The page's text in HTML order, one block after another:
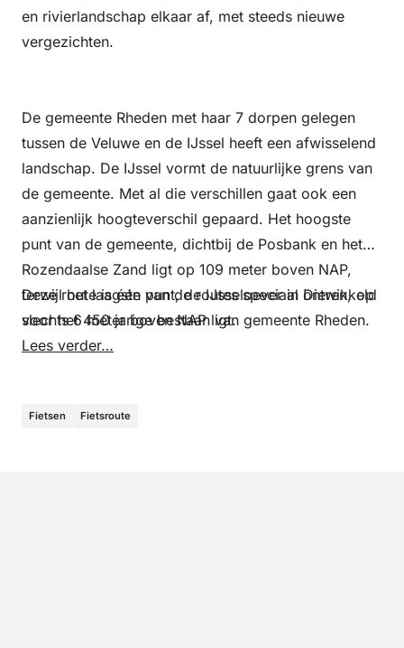
en rivierlandschap elkaar af, met steeds nieuwe
vergezichten.
De gemeente Rheden met haar 7 dorpen gelegen
tussen de Veluwe en de IJssel heeft een afwisselend
landschap. De IJssel vormt de natuurlijke grens van
de gemeente. Met al die verschillen gaat ook een
aanzienlijk hoogteverschil gepaard. Het hoogste
punt van de gemeente, dichtbij de Posbank en het
Rozendaalse Zand ligt op 109 meter boven NAP,
terwijl het laagste punt, de IJsseloever in Dieren, op
slechts 6 meter boven NAP ligt.
Deze route is één van de routes speciaal ontwikkeld
voor het 450 jarige bestaan van gemeente Rheden.
Lees verder…
Fietsen Fietsroute